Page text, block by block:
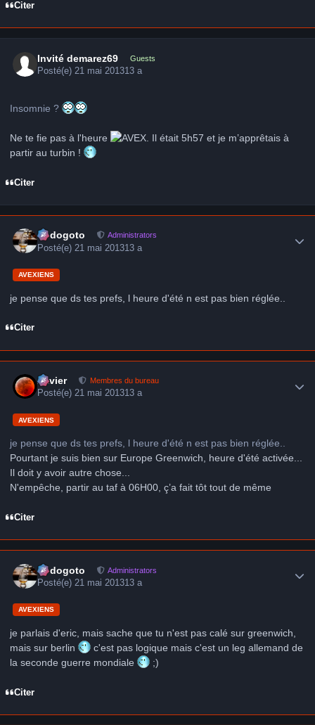
Citer
Invité demarez69 Guests
Posté(e)21 mai 201313 a
Insomnie ?
Ne te fie pas à l'heure
. Il était 5h57 et je m’apprêtais à
partir au turbin !
Citer
frédogoto Administrators
Posté(e) 21 mai 201313 a
AVEXIENS
je pense que ds tes prefs, l heure d'été n est pas bien réglée..
Citer
Xavier Membres du bureau
Posté(e)21 mai 201313 a
AVEXIENS
je pense que ds tes prefs, l heure d'été n est pas bien réglée..
Pourtant je suis bien sur Europe Greenwich, heure d'été activée...
Il doit y avoir autre chose...
N'empêche, partir au taf à 06H00, ç’a fait tôt tout de même
Citer
frédogoto Administrators
Posté(e)21 mai 201313 a
AVEXIENS
je parlais d'eric, mais sache que tu n'est pas calé sur greenwich,
mais sur berlin
c'est pas logique mais c'est un leg allemand de
la seconde guerre mondiale
;)
Citer